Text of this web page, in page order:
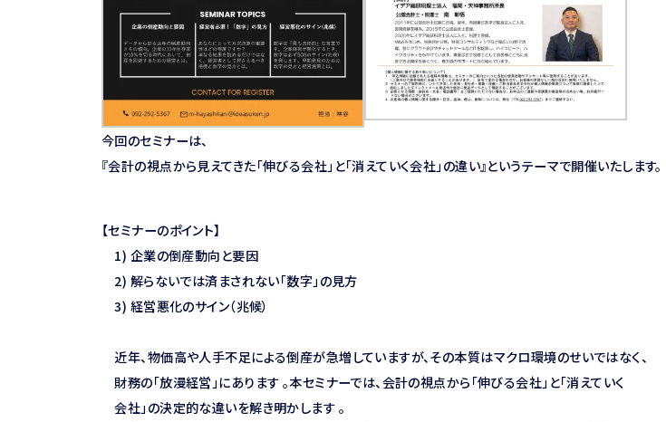
今回のセミナーは、
『会計の視点から見えてきた「伸びる会社」と「消えていく会社」の違い』というテーマで開催いたします。
【セミナーのポイント】
1) 企業の倒産動向と要因
2) 解らないでは済まされない「数字」の見方
3) 経営悪化のサイン（兆候）
近年、物価高や人手不足による倒産が急増していますが、その本質はマクロ環境のせいではなく、
財務の「放漫経営」にあります 。本セミナーでは、会計の視点から「伸びる会社」と「消えていく
会社」の決定的な違いを解き明かします 。